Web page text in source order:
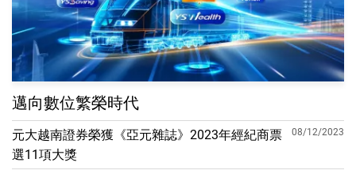
邁向數位繁榮時代
元大越南證券榮獲《亞元雜誌》2023年經紀商票
選11項大獎
08/12/2023